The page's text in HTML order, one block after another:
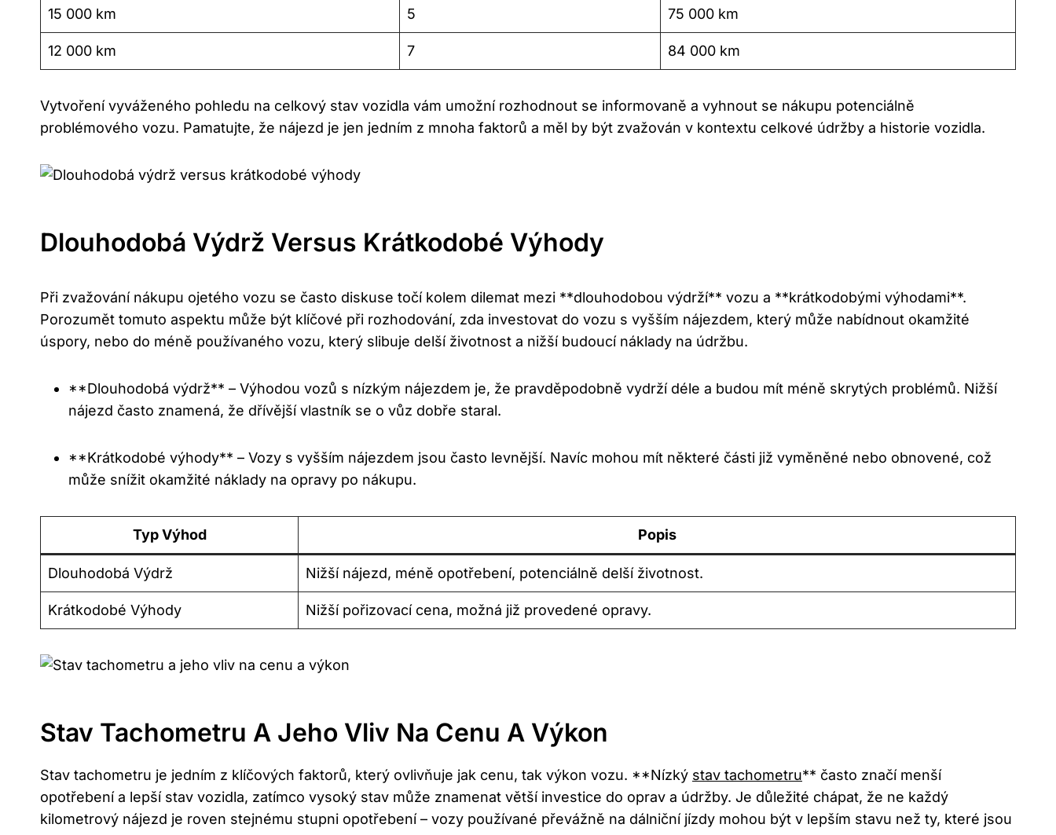
15 000 km 5 75 000 km
12 000 km 7 84 000 km
Vytvoření vyváženého pohledu na celkový stav vozidla vám umožní rozhodnout se informovaně a vyhnout se nákupu potenciálně
problémového vozu. Pamatujte, že nájezd je jen jedním z mnoha faktorů a měl by být zvažován v kontextu celkové údržby a historie vozidla.
Dlouhodobá Výdrž Versus Krátkodobé Výhody
Při zvažování nákupu ojetého vozu se často diskuse točí kolem dilemat mezi **dlouhodobou výdrží** vozu a **krátkodobými výhodami**.
Porozumět tomuto aspektu může být klíčové při rozhodování, zda investovat do vozu s vyšším nájezdem, který může nabídnout okamžité
úspory, nebo do méně používaného vozu, který slibuje delší životnost a nižší budoucí náklady na údržbu.
**Dlouhodobá výdrž** – Výhodou vozů s nízkým nájezdem je, že pravděpodobně vydrží déle a budou mít méně skrytých problémů. Nižší
nájezd často znamená, že dřívější vlastník se o vůz dobře staral.
**Krátkodobé výhody** – Vozy s vyšším nájezdem jsou často levnější. Navíc mohou mít některé části již vyměněné nebo obnovené, což
může snížit okamžité náklady na opravy po nákupu.
Typ Výhod Popis
Dlouhodobá Výdrž Nižší nájezd, méně opotřebení, potenciálně delší životnost.
Krátkodobé Výhody Nižší pořizovací cena, možná již provedené opravy.
Stav Tachometru A Jeho Vliv Na Cenu A Výkon
Stav tachometru je jedním z klíčových faktorů, který ovlivňuje jak cenu, tak výkon vozu. **Nízký stav tachometru** často značí menší
opotřebení a lepší stav vozidla, zatímco vysoký stav může znamenat větší investice do oprav a údržby. Je důležité chápat, že ne každý
kilometrový nájezd je roven stejnému stupni opotřebení – vozy používané převážně na dálniční jízdy mohou být v lepším stavu než ty, které jsou